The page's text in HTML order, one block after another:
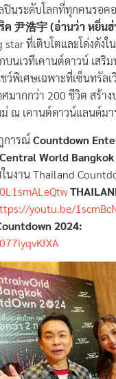
ปินระดับโลกที่ทุกคนรอค
ค 尹浩宇 (อ่านว่า หยิ่น
star ที่เติบโตและโด่งดัง
บนเวทีเคานต์ดาวน์ เสริ
ว์พิเศษเฉพาะที่เซ็นทรัล
มากกว่า 200 ชีวิต สร้า
ณ เคานต์ดาวน์แลนด์ม
การณ์Countdown
Central World
นงาน Thailand
youtu.be/
2024: